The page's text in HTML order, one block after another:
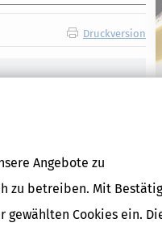
Angebote zu
zu betreiben. Mit
Cookies ein.
Druckversion